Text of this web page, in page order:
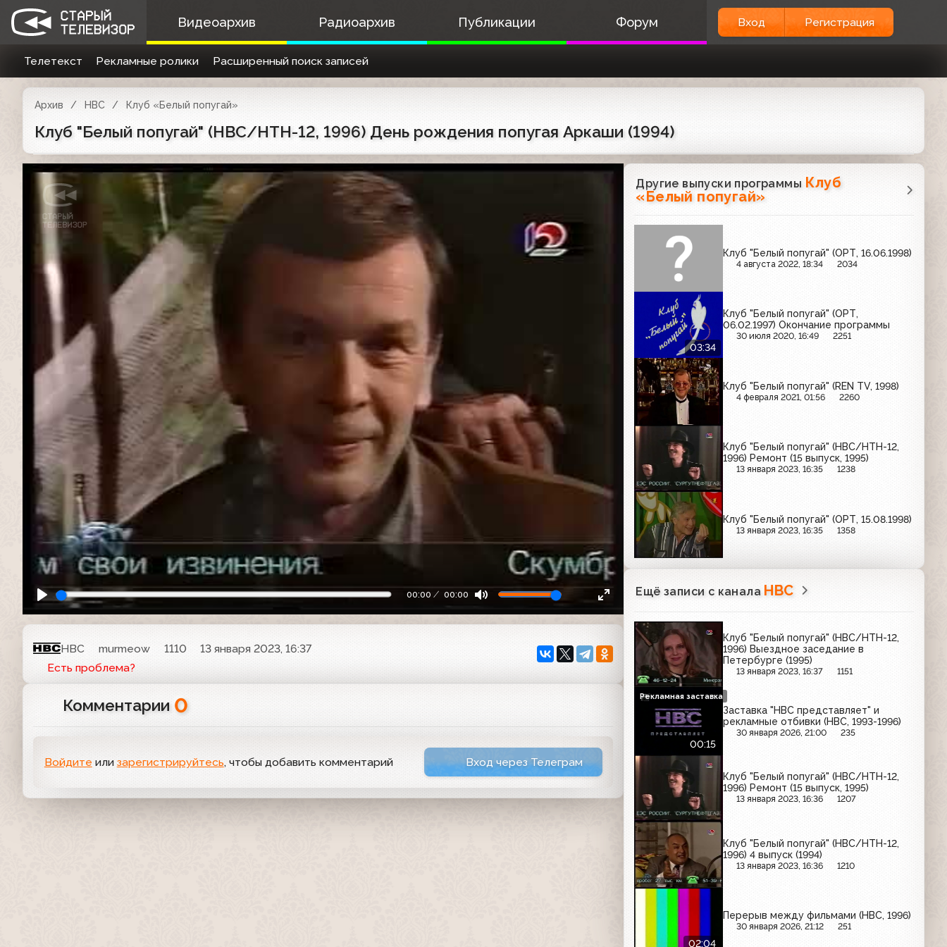
Видеоархив Радиоархив Публикации Форум Вход Регистрация
Телетекст Рекламные ролики Расширенный поиск записей
Архив НВС Клуб «Белый попугай»
Клуб "Белый попугай" (НВС/НТН-12, 1996) День рождения попугая Аркаши (1994)
00:00 00:00
НВС murmeow 1110
13 января 2023, 16:37
Есть проблема?
Комментарии 0
Войдите или зарегистрируйтесь, чтобы добавить комментарий Вход через Телеграм
Другие выпуски программы Клуб
«Белый попугай»
Клуб "Белый попугай" (ОРТ, 16.06.1998)
4 августа 2022, 18:34 2034
03:34
Клуб "Белый попугай" (ОРТ,
06.02.1997) Окончание программы
30 июля 2020, 16:49 2251
Клуб "Белый попугай" (REN TV, 1998)
4 февраля 2021, 01:56 2260
Клуб "Белый попугай" (НВС/НТН-12,
1996) Ремонт (15 выпуск, 1995)
13 января 2023, 16:35 1238
Клуб "Белый попугай" (ОРТ, 15.08.1998)
13 января 2023, 16:35 1358
Ещё записи с канала НВС
Клуб "Белый попугай" (НВС/НТН-12,
1996) Выездное заседание в
Петербурге (1995)
13 января 2023, 16:37 1151
00:15
Заставка "НВС представляет" и
рекламные отбивки (НВС, 1993-1996)
30 января 2026, 21:00 235
Рекламная заставка
Клуб "Белый попугай" (НВС/НТН-12,
1996) Ремонт (15 выпуск, 1995)
13 января 2023, 16:36 1207
Клуб "Белый попугай" (НВС/НТН-12,
1996) 4 выпуск (1994)
13 января 2023, 16:36 1210
02:04
Перерыв между фильмами (НВС, 1996)
30 января 2026, 21:12 251